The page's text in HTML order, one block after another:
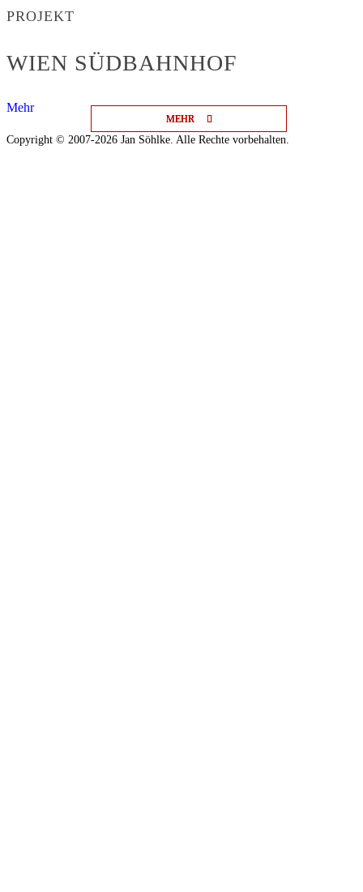
MEHR
MEHR
MEHR
PROJEKT
WIEN SÜDBAHNHOF
Mehr
Copyright © 2007-2026 Jan Söhlke. Alle Rechte vorbehalten.